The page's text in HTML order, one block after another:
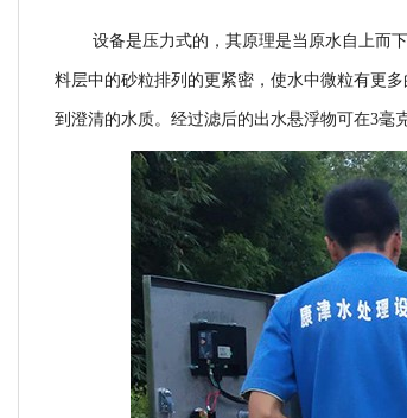
设备是压力式的，其原理是当原水自上而
料层中的砂粒排列的更紧密，使水中微粒有更
到澄清的水质。经过滤后的出水悬浮物可在3毫